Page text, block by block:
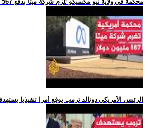
.. محكمة في ولاية نيو مكسيكو تلزم شركة ميتا بدفع 567 مليون دولا
.. الرئيس الأمريكي دونالد ترمب يوقع أمرا تنفيذيا